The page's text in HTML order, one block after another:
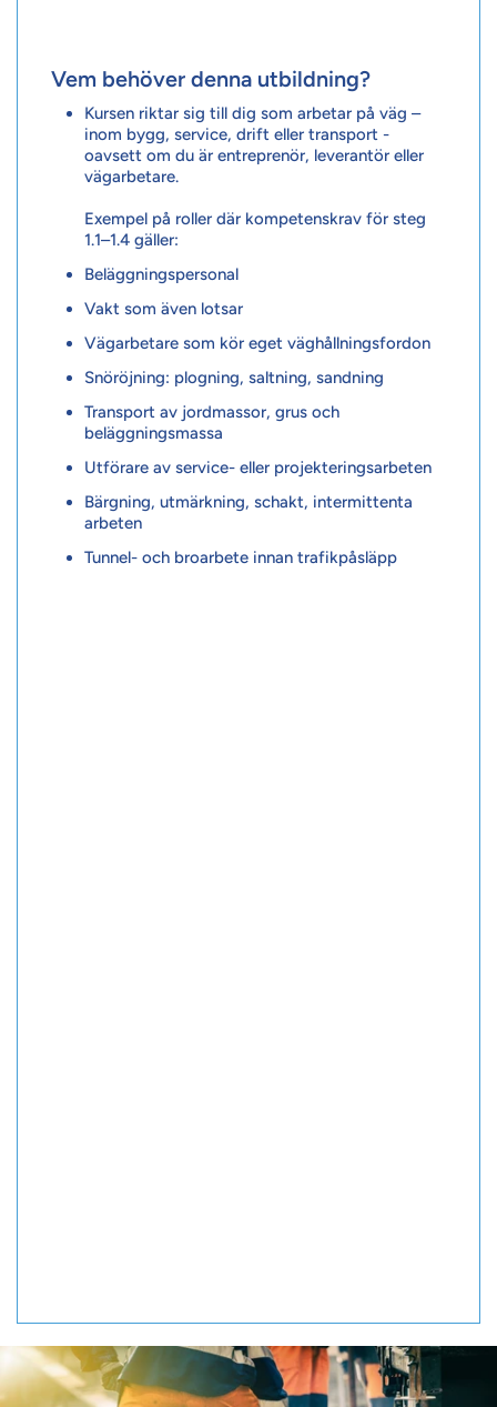
Vem behöver denna utbildning?
Kursen riktar sig till dig som arbetar på väg –
inom bygg, service, drift eller transport -
oavsett om du är entreprenör, leverantör eller
vägarbetare.
Exempel på roller där kompetenskrav för steg
1.1–1.4 gäller:
Beläggningspersonal
Vakt som även lotsar
Vägarbetare som kör eget väghållningsfordon
Snöröjning: plogning, saltning, sandning
Transport av jordmassor, grus och
beläggningsmassa
Utförare av service- eller projekteringsarbeten
Bärgning, utmärkning, schakt, intermittenta
arbeten
Tunnel- och broarbete innan trafikpåsläpp